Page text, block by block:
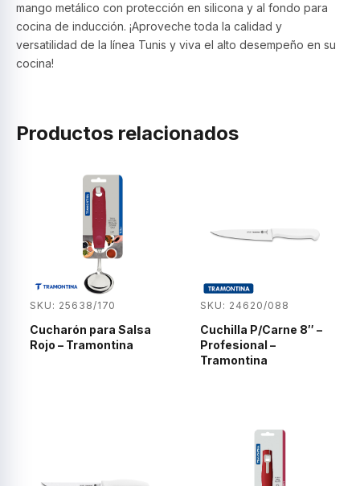
mango metálico con protección en silicona y al fondo para
cocina de inducción. ¡Aproveche toda la calidad y
versatilidad de la línea Tunis y viva el alto desempeño en su
cocina!
Productos relacionados
SKU: 25638/170
Cucharón para Salsa
Rojo – Tramontina
SKU: 24620/088
Cuchilla P/Carne 8″ –
Profesional –
Tramontina